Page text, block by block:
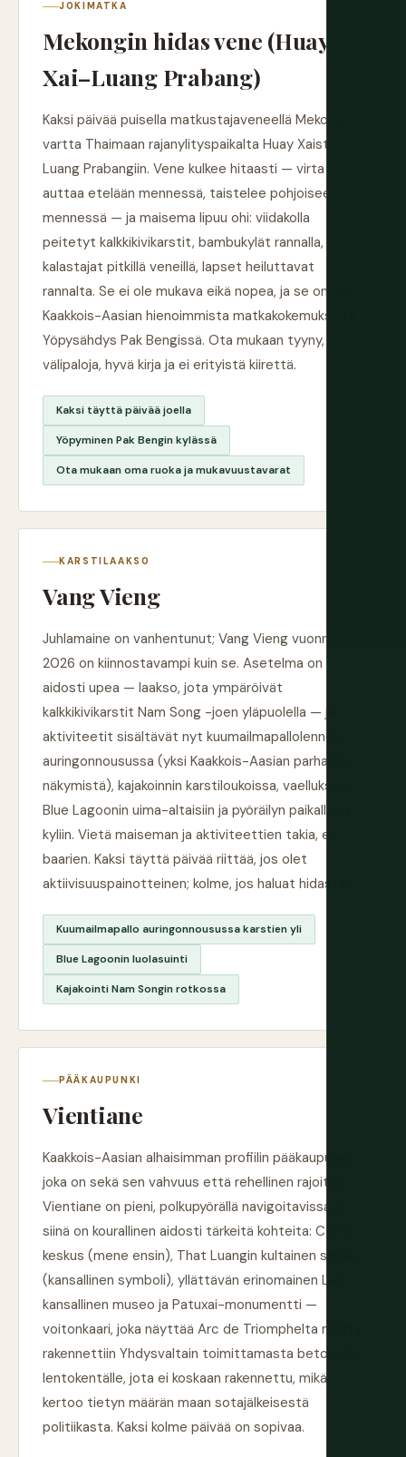
JOKIMATKA
Mekongin hidas vene (Huay
Xai–Luang Prabang)
Kaksi päivää puisella matkustajaveneellä Mekongin
vartta Thaimaan rajanylityspaikalta Huay Xaista
Luang Prabangiin. Vene kulkee hitaasti — virta
auttaa etelään mennessä, taistelee pohjoiseen
mennessä — ja maisema lipuu ohi: viidakolla
peitetyt kalkkikivikarstit, bambukylät rannalla,
kalastajat pitkillä veneillä, lapset heiluttavat
rannalta. Se ei ole mukava eikä nopea, ja se on yksi
Kaakkois-Aasian hienoimmista matkakokemuksista.
Yöpysähdys Pak Bengissä. Ota mukaan tyyny,
välipaloja, hyvä kirja ja ei erityistä kiirettä.
Kaksi täyttä päivää joella
Yöpyminen Pak Bengin kylässä
Ota mukaan oma ruoka ja mukavuustavarat
KARSTILAAKSO
Vang Vieng
Juhlamaine on vanhentunut; Vang Vieng vuonna
2026 on kiinnostavampi kuin se. Asetelma on
aidosti upea — laakso, jota ympäröivät
kalkkikivikarstit Nam Song -joen yläpuolella — ja
aktiviteetit sisältävät nyt kuumailmapallolennon
auringonnousussa (yksi Kaakkois-Aasian parhaista
näkymistä), kajakoinnin karstiloukoissa, vaelluksen
Blue Lagoonin uima-altaisiin ja pyöräilyn paikallisiin
kyliin. Vietä maiseman ja aktiviteettien takia, ei
baarien. Kaksi täyttä päivää riittää, jos olet
aktiivisuuspainotteinen; kolme, jos haluat hidastaa.
Kuumailmapallo auringonnousussa karstien yli
Blue Lagoonin luolasuinti
Kajakointi Nam Songin rotkossa
PÄÄKAUPUNKI
Vientiane
Kaakkois-Aasian alhaisimman profiilin pääkaupunki,
joka on sekä sen vahvuus että rehellinen rajoitus.
Vientiane on pieni, polkupyörällä navigoitavissa, ja
siinä on kourallinen aidosti tärkeitä kohteita: COPE-
keskus (mene ensin), That Luangin kultainen stupa
(kansallinen symboli), yllättävän erinomainen Lao
kansallinen museo ja Patuxai-monumentti —
voitonkaari, joka näyttää Arc de Triomphelta mutta
rakennettiin Yhdysvaltain toimittamasta betonista
lentokentälle, jota ei koskaan rakennettu, mikä
kertoo tietyn määrän maan sotajälkeisestä
politiikasta. Kaksi kolme päivää on sopivaa.